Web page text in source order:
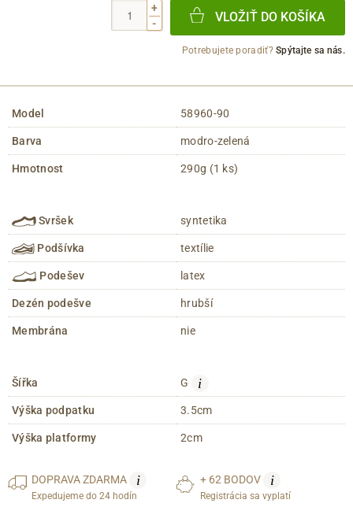
+
-
VLOŽIŤ DO KOŠÍKA
Potrebujete poradiť?Spýtajte sa nás.
Model 58960-90
Barva modro-zelená
Hmotnost 290g (1 ks)
Svršek syntetika
Podšívka textílie
Podešev latex
Dezén podešve hrubší
Membrána nie
Šířka G i
Výška podpatku 3.5cm
Výška platformy 2cm
DOPRAVAZDARMA i
Expedujeme do 24 hodín
+ 62 BODOV i
Registrácia sa vyplatí